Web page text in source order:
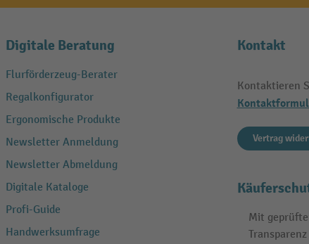
Digitale Beratung
Flurförderzeug-Berater
Regalkonfigurator
Ergonomische Produkte
Newsletter Anmeldung
Newsletter Abmeldung
Digitale Kataloge
Profi-Guide
Handwerksumfrage
Kontakt
Kontaktieren
Vertrag
Mit